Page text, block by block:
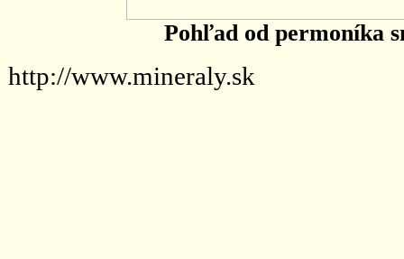
Pohľad od permoníka
http://www.mineraly.sk